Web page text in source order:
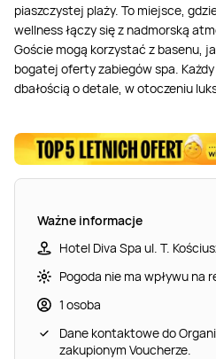
piaszczystej plaży. To miejsce,
wellness łączy się z nadmorską
Goście mogą korzystać z basenu,
bogatej oferty zabiegów spa.
dbałością o detale, w otoczeniu
Ważne informacje
Hotel Diva Spa ul. T.
Pogoda nie ma wpływu na
1 osoba
Dane kontaktowe do
zakupionym Voucherze.